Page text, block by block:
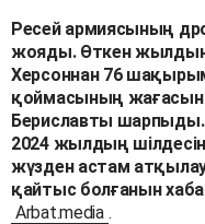
Ресей армиясының
жояды. Өткен жылдың
Херсоннан 76
қоймасының
Бериславты
2024 жылдың
жүзден астам
қайтыс болғанын
Arbat.media .